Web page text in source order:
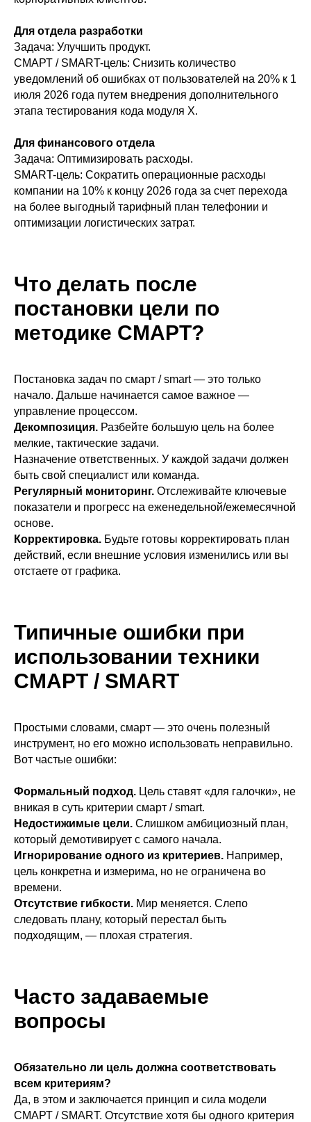
Для отдела разработки
Задача: Улучшить продукт.
СМАРТ / SMART-цель: Снизить количество
уведомлений об ошибках от пользователей на 20% к 1
июля 2026 года путем внедрения дополнительного
этапа тестирования кода модуля X.
Для финансового отдела
Задача: Оптимизировать расходы.
SMART-цель: Сократить операционные расходы
компании на 10% к концу 2026 года за счет перехода
на более выгодный тарифный план телефонии и
оптимизации логистических затрат.
Что делать после
постановки цели по
методике СМАРТ?
Постановка задач по смарт / smart — это только
начало. Дальше начинается самое важное —
управление процессом.
Декомпозиция. Разбейте большую цель на более
мелкие, тактические задачи.
Назначение ответственных. У каждой задачи должен
быть свой специалист или команда.
Регулярный мониторинг. Отслеживайте ключевые
показатели и прогресс на еженедельной/ежемесячной
основе.
Корректировка. Будьте готовы корректировать план
действий, если внешние условия изменились или вы
отстаете от графика.
Типичные ошибки при
использовании техники
СМАРТ / SMART
Простыми словами, смарт — это очень полезный
инструмент, но его можно использовать неправильно.
Вот частые ошибки:
Формальный подход. Цель ставят «для галочки», не
вникая в суть критерии смарт / smart.
Недостижимые цели. Слишком амбициозный план,
который демотивирует с самого начала.
Игнорирование одного из критериев. Например,
цель конкретна и измерима, но не ограничена во
времени.
Отсутствие гибкости. Мир меняется. Слепо
следовать плану, который перестал быть
подходящим, — плохая стратегия.
Часто задаваемые
вопросы
Обязательно ли цель должна соответствовать
всем критериям?
Да, в этом и заключается принцип и сила модели
СМАРТ / SMART. Отсутствие хотя бы одного критерия